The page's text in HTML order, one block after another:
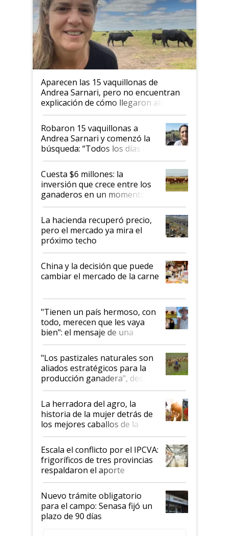
Aparecen las 15 vaquillonas de
Andrea Sarnari, pero no encuentran
explicación de cómo llegaron allí
Robaron 15 vaquillonas a
Andrea Sarnari y comenzó la
búsqueda: “Todos los días le
toca a algún productor”
Cuesta $6 millones: la
inversión que crece entre los
ganaderos en un momento
histórico para la actividad
La hacienda recuperó precio,
pero el mercado ya mira el
próximo techo
China y la decisión que puede
cambiar el mercado de la carne
"Tienen un país hermoso, con
todo, merecen que les vaya
bien": el mensaje de una
ganadera uruguaya sobre las
oportunidades que se abren
para el agro en Argentina, con
foco en la carne
"Los pastizales naturales son
aliados estratégicos para la
producción ganadera", destaca
la iniciativa que ya reúne a 46
establecimientos en Argentina
La herradora del agro, la
historia de la mujer detrás de
los mejores caballos de la
Argentina y los mitos que
todavía hacen sufrir a estos
animales: "Mientras me
descalificaban, yo seguí
haciendo currículum"
Escala el conflicto por el IPCVA:
frigoríficos de tres provincias
respaldaron el aporte
obligatorio
Nuevo trámite obligatorio
para el campo: Senasa fijó un
plazo de 90 días